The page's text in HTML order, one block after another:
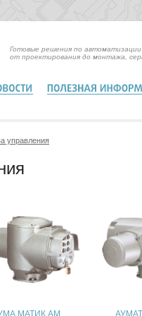
Готовые решения по
от проектирования до монтажа,
управления
МАТИК АМ